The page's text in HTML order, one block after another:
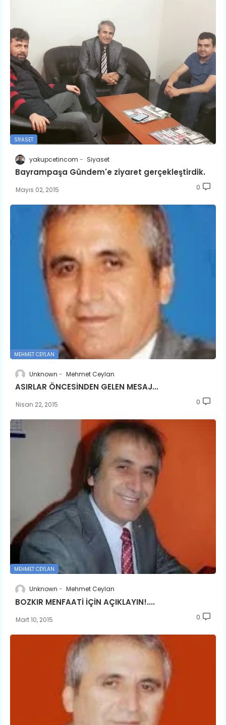
SIYASET
yakupcetincom Siyaset
Bayrampaşa Gündem'e ziyaret gerçekleştirdik.
Mayıs 02, 2015 0
MEHMET CEYLAN
Unknown Mehmet Ceylan
ASIRLAR ÖNCESİNDEN GELEN MESAJ…
Nisan 22, 2015 0
MEHMET CEYLAN
Unknown Mehmet Ceylan
BOZKIR MENFAATİ İÇİN AÇIKLAYIN!....
Mart 10, 2015 0